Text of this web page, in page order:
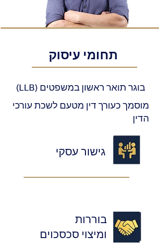
תחומי עיסוק
מוסמך כעורך דין מטעם לשכת עורכי
הדין
גישור עסקי
בוררות
ומיצוי סכסכוים